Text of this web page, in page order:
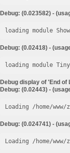
Debug: (0.023582) -
loading module
Debug: (0.02418) -
loading module
Debug display of 'End of
Debug: (0.02443) -
Loading /home/
Debug: (0.024741) -
Loading /home/